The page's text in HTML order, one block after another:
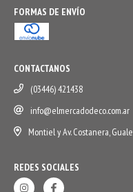
FORMAS DE ENVÍO
CONTACTANOS
(03446) 421438
info@elmercadodeco.com.ar
Montiel y Av. Costanera,
REDES SOCIALES